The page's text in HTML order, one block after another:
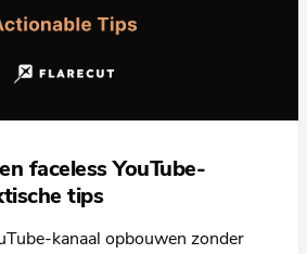
faceless YouTube-
tips
kanaal opbouwen zonder